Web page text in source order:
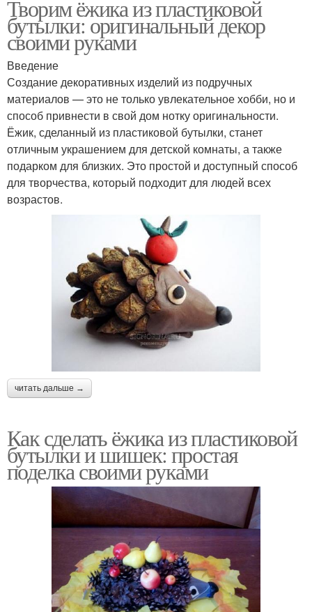
Творим ёжика из пластиковой
бутылки: оригинальный декор
своими руками
Введение
Создание декоративных изделий из подручных
материалов — это не только увлекательное хобби, но и
способ привнести в свой дом нотку оригинальности.
Ёжик, сделанный из пластиковой бутылки, станет
отличным украшением для детской комнаты, а также
подарком для близких. Это простой и доступный способ
для творчества, который подходит для людей всех
возрастов.
читать дальше →
Как сделать ёжика из пластиковой
бутылки и шишек: простая
поделка своими руками